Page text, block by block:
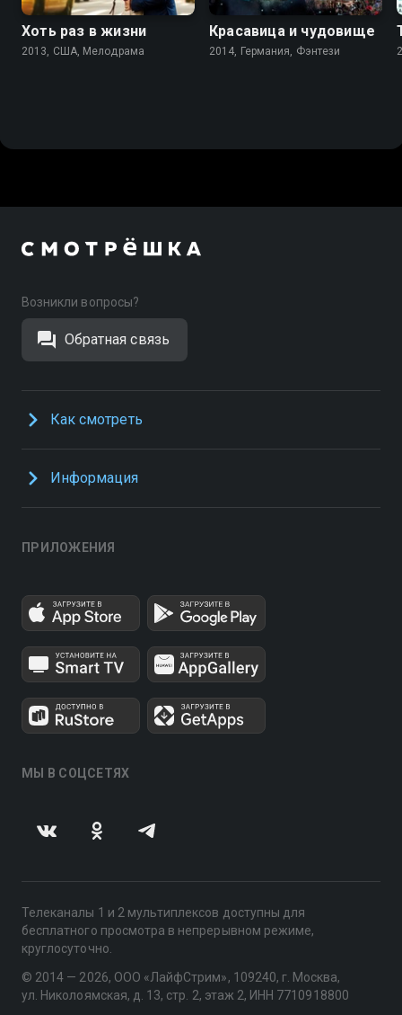
Хоть раз в жизни
2013, США, Мелодрама
Красавица и чудовище
2014, Германия, Фэнтези
Возникли вопросы?
Обратная связь
Как смотреть
Информация
ПРИЛОЖЕНИЯ
МЫ В СОЦСЕТЯХ
Телеканалы 1 и 2 мультиплексов доступны для
бесплатного просмотра в непрерывном режиме,
круглосуточно.
© 2014 — 2026, ООО «ЛайфСтрим», 109240, г. Москва,
ул. Николоямская, д. 13, стр. 2, этаж 2, ИНН 7710918800